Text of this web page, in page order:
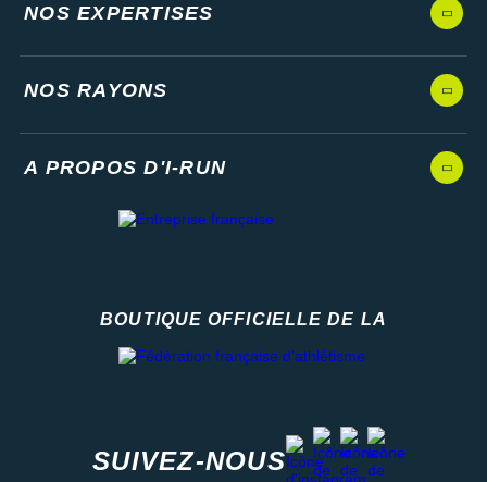
NOS EXPERTISES
NOS RAYONS
A PROPOS D'I-RUN
BOUTIQUE OFFICIELLE DE LA
SUIVEZ-NOUS
instagram
facebook
stravayoutube